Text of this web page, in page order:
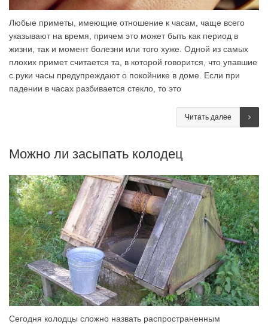
Любые приметы, имеющие отношение к часам, чаще всего
указывают на время, причем это может быть как период в
жизни, так и момент болезни или того хуже. Одной из самых
плохих примет считается та, в которой говорится, что упавшие
с руки часы предупреждают о покойнике в доме. Если при
падении в часах разбивается стекло, то это
Читать далее
Можно ли засыпать колодец
Сегодня колодцы сложно назвать распространенным